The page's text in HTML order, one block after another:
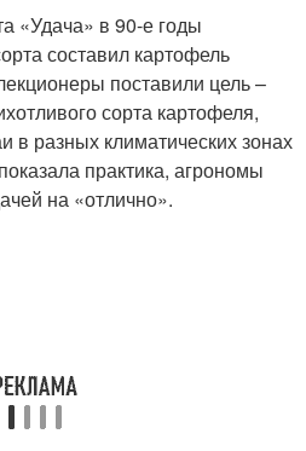
«Удача» в 90-е годы
составил картофель
поставили цель –
сорта картофеля,
разных климатических зонах
практика, агрономы
на «отлично».